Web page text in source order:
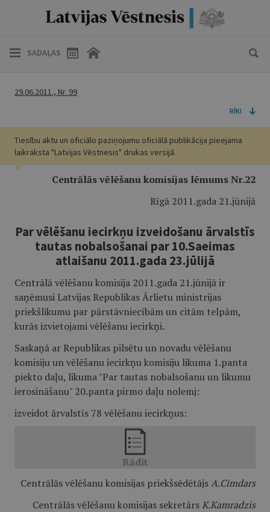
SADAĻAS
29.06.2011., Nr. 99
RĪKI
Tiesību aktu un oficiālo paziņojumu oficiālā publikācija pieejama
laikraksta "Latvijas Vēstnesis" drukas versijā.
Centrālās vēlēšanu komisijas lēmums Nr.22
Rīgā 2011.gada 21.jūnijā
Par vēlēšanu iecirkņu izveidošanu ārvalstīs
tautas nobalsošanai par 10.Saeimas
atlaišanu 2011.gada 23.jūlijā
Centrālā vēlēšanu komisija 2011.gada 21.jūnijā ir
saņēmusi Latvijas Republikas Ārlietu ministrijas
priekšlikumu par pārstāvniecībām un citām telpām,
kurās izvietojami vēlēšanu iecirkņi.
Saskaņā ar Republikas pilsētu un novadu vēlēšanu
komisiju un vēlēšanu iecirkņu komisiju likuma 1.panta
piekto daļu, likuma "Par tautas nobalsošanu un likumu
ierosināšanu" 20.panta pirmo daļu nolemj:
izveidot ārvalstīs 78 vēlēšanu iecirkņus:
Centrālās vēlēšanu komisijas priekšsēdētājsA.Cimdars
Centrālās vēlēšanu komisijas sekretārsK.Kamradzis